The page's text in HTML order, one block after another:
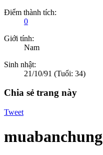
Điểm thành tích:
0
Giới tính:
Nam
Sinh nhật:
21/10/91 (Tuổi: 34)
Chia sẻ trang này
Tweet